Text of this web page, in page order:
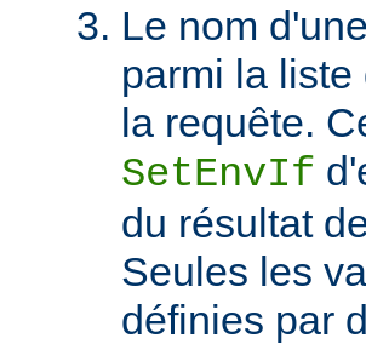
Le nom
parmi la
la requête.
SetEnvIf
du résultat
Seules les
définies par